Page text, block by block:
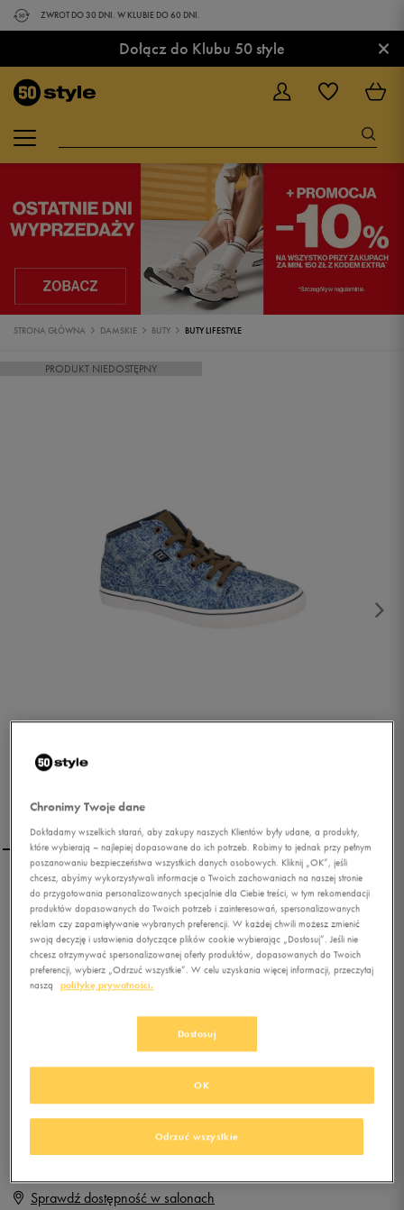
ZWROT DO 30 DNI. W KLUBIE DO 60 DNI.
Dołącz do Klubu 50 style ×
STRONA GŁÓWNA DAMSKIE BUTY BUTY LIFESTYLE
PRODUKT NIEDOSTĘPNY
DC BRISTOL MID LE
0
złz Vat
Jeśli artykuł będzie ponownie dostępny, otrzymasz od nas powiadomienie.
Wybierz rozmiar
Rozmiary EU
Sprawdź dostępność w salonach
Chronimy Twoje dane
Dokładamy wszelkich starań, aby zakupy naszych Klientów były udane, a produkty,
które wybierają – najlepiej dopasowane do ich potrzeb. Robimy to jednak przy pełnym
poszanowaniu bezpieczeństwa wszystkich danych osobowych. Kliknij „OK”, jeśli
chcesz, abyśmy wykorzystywali informacje o Twoich zachowaniach na naszej stronie
do przygotowania personalizowanych specjalnie dla Ciebie treści, w tym rekomendacji
produktów dopasowanych do Twoich potrzeb i zainteresowań, spersonalizowanych
reklam czy zapamiętywanie wybranych preferencji. W każdej chwili możesz zmienić
swoją decyzję i ustawienia dotyczące plików cookie wybierając „Dostosuj”. Jeśli nie
chcesz otrzymywać spersonalizowanej oferty produktów, dopasowanych do Twoich
preferencji, wybierz „Odrzuć wszystkie”. W celu uzyskania więcej informacji, przeczytaj
naszą
politykę prywatności.
Dostosuj
Odrzuć wszystkie
OK